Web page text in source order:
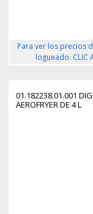
Para ver los precios
logueado. CLIC
01.182238.01.001
AEROFRYER DE 4 L